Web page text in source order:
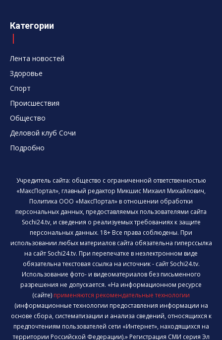
Категории
Лента новостей
Здоровье
Спорт
Происшествия
Общество
Деловой клуб Сочи
Подробно
Учредитель сайта: общество с ограниченной ответственностью
«МаксПортал», главный редактор Микшис Михаил Михайлович,
Политика ООО «МаксПортал» в отношении обработки
персональных данных, предоставляемых пользователями сайта
Sochi24.tv, и сведения о реализуемых требованиях к защите
персональных данных. 18+ Все права соблюдены. При
использовании любых материалов сайта обязательна гиперссылка
на сайт Sochi24.tv. При перепечатке в неэлектронном виде
обязательна текстовая ссылка на источник - сайт Sochi24.tv.
Использование фото- и видеоматериалов без письменного
разрешения не допускается. «На информационном ресурсе
(сайте) применяются рекомендательные технологии
(информационные технологии предоставления информации на
основе сбора, систематизации и анализа сведений, относящихся к
предпочтениям пользователей сети «Интернет», находящихся на
территории Российской Федерации).» Регистрация СМИ серия Эл